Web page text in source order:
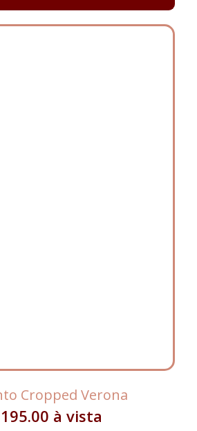
Cropped Verona
195.00 à vista